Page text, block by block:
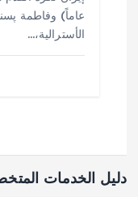
الأسترالية،…
دليل الخدمات